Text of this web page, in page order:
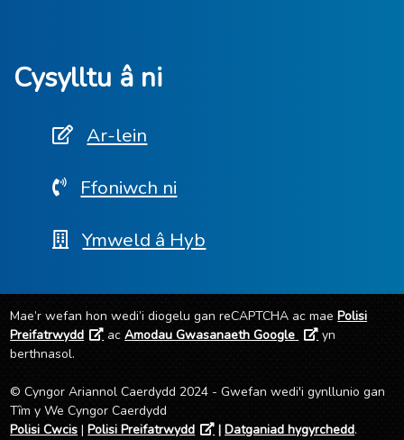
Cysylltu â ni
Ar-lein
Ffoniwch ni
Ymweld â Hyb
Mae’r wefan hon wedi’i diogelu gan reCAPTCHA ac maePolisi
Preifatrwydd
acAmodau Gwasanaeth Google
yn
berthnasol.
© Cyngor Ariannol Caerdydd 2024 - Gwefan wedi'i gynllunio gan
Tȋm y We Cyngor Caerdydd
Polisi Cwcis |Polisi Preifatrwydd |Datganiad hygyrchedd.